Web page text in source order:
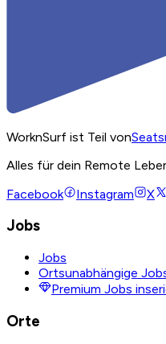
WorknSurf ist Teil von
Alles für dein Remote
Facebook
Instagram X
Jobs
Jobs
Ortsunabhängige
Premium Jobs
Orte